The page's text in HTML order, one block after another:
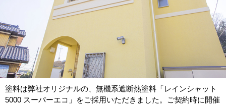
塗料は弊社オリジナルの、無機系遮断熱塗料「レインシャット
5000 スーパーエコ」をご採用いただきました。ご契約時に開催